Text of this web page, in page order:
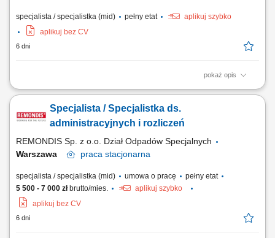
specjalista / specjalistka (mid) pełny etat
aplikuj szybko
aplikuj bez CV
6 dni
pokaż opis
Zakres obowiązków Prowadzenie i aktualizacja dokumentacji
dla komórek wewnętrznych oraz instytucji zewnętrznych;
Przygotowywanie harmonogramów przeglądów; Współpraca z działem
Specjalista / Specjalistka ds.
administracyjnych i rozliczeń
REMONDIS Sp. z o.o. Dział Odpadów Specjalnych
Warszawa
praca stacjonarna
specjalista / specjalistka (mid) umowa o pracę
pełny etat
5 500 - 7 000 złbrutto/mies.
aplikuj szybko
aplikuj bez CV
6 dni